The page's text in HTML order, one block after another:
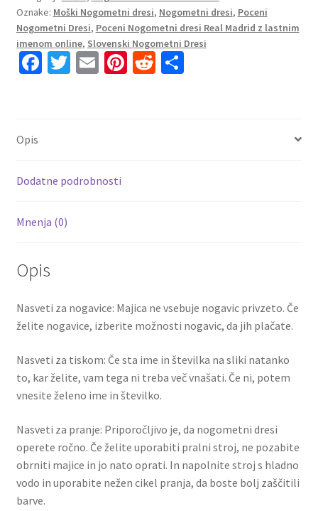
2023
Dolgi
Rokav
+
25
Oznake: Moški Nogometni dresi, Nogometni dresi, Poceni
Nogometni Dresi, Poceni Nogometni dresi Real Madrid z lastnim
imenom online, Slovenski Nogometni Dresi
Fa
k
T E Pi R S
Opis
Dodatne podrobnosti
Mnenja (0)
Opis
Nasveti za nogavice: Majica ne vsebuje nogavic privzeto. Če
želite nogavice, izberite možnosti nogavic, da jih plačate.
Nasveti za tiskom: Če sta ime in številka na sliki natanko
to, kar želite, vam tega ni treba več vnašati. Če ni, potem
vnesite želeno ime in številko.
Nasveti za pranje: Priporočljivo je, da nogometni dresi
operete ročno. Če želite uporabiti pralni stroj, ne pozabite
obrniti majice in jo nato oprati. In napolnite stroj s hladno
vodo in uporabite nežen cikel pranja, da boste bolj zaščitili
barve.